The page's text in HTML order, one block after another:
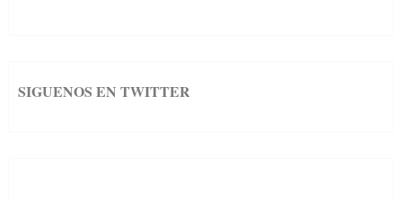
SIGUENOS EN TWITTER